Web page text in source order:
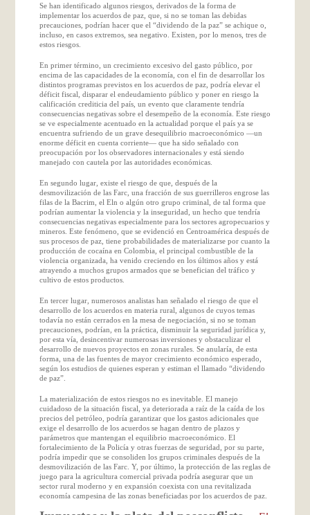
Se han identificado algunos riesgos, derivados de la forma de
implementar los acuerdos de paz, que, si no se toman las debidas
precauciones, podrían hacer que el “dividendo de la paz” se achique o,
incluso, en casos extremos, sea negativo. Existen, por lo menos, tres de
estos riesgos.
En primer término, un crecimiento excesivo del gasto público, por
encima de las capacidades de la economía, con el fin de desarrollar los
distintos programas previstos en los acuerdos de paz, podría elevar el
déficit fiscal, disparar el endeudamiento público y poner en riesgo la
calificación crediticia del país, un evento que claramente tendría
consecuencias negativas sobre el desempeño de la economía. Este riesgo
se ve especialmente acentuado en la actualidad porque el país ya se
encuentra sufriendo de un grave desequilibrio macroeconómico —un
enorme déficit en cuenta corriente— que ha sido señalado con
preocupación por los observadores internacionales y está siendo
manejado con cautela por las autoridades económicas.
En segundo lugar, existe el riesgo de que, después de la
desmovilización de las Farc, una fracción de sus guerrilleros engrose las
filas de la Bacrim, el Eln o algún otro grupo criminal, de tal forma que
podrían aumentar la violencia y la inseguridad, un hecho que tendría
consecuencias negativas especialmente para los sectores agropecuarios y
mineros. Este fenómeno, que se evidenció en Centroamérica después de
sus procesos de paz, tiene probabilidades de materializarse por cuanto la
producción de cocaína en Colombia, el principal combustible de la
violencia organizada, ha venido creciendo en los últimos años y está
atrayendo a muchos grupos armados que se benefician del tráfico y
cultivo de estos productos.
En tercer lugar, numerosos analistas han señalado el riesgo de que el
desarrollo de los acuerdos en materia rural, algunos de cuyos temas
todavía no están cerrados en la mesa de negociación, si no se toman
precauciones, podrían, en la práctica, disminuir la seguridad jurídica y,
por esta vía, desincentivar numerosas inversiones y obstaculizar el
desarrollo de nuevos proyectos en zonas rurales. Se anularía, de esta
forma, una de las fuentes de mayor crecimiento económico esperado,
según los estudios de quienes esperan y estiman el llamado “dividendo
de paz”.
La materialización de estos riesgos no es inevitable. El manejo
cuidadoso de la situación fiscal, ya deteriorada a raíz de la caída de los
precios del petróleo, podría garantizar que los gastos adicionales que
exige el desarrollo de los acuerdos se hagan dentro de plazos y
parámetros que mantengan el equilibrio macroeconómico. El
fortalecimiento de la Policía y otras fuerzas de seguridad, por su parte,
podría impedir que se consoliden los grupos criminales después de la
desmovilización de las Farc. Y, por último, la protección de las reglas de
juego para la agricultura comercial privada podría asegurar que un
sector rural moderno y en expansión coexista con una revitalizada
economía campesina de las zonas beneficiadas por los acuerdos de paz.